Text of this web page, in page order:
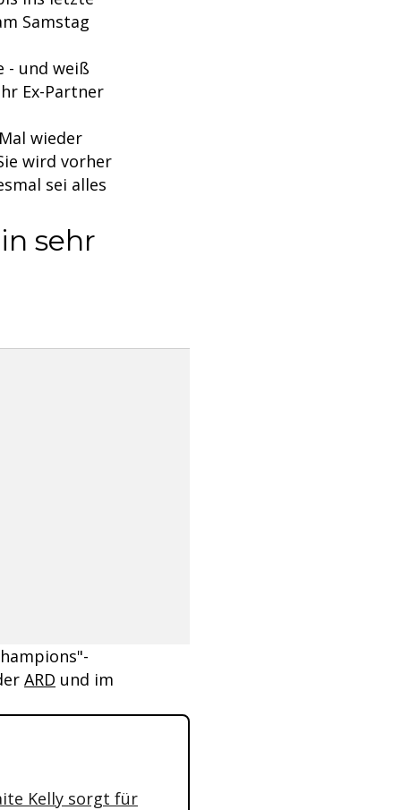
Samstag
- und weiß
Ex-Partner
wieder
wird vorher
sei alles
sehr
ARD und im
Kelly sorgt für